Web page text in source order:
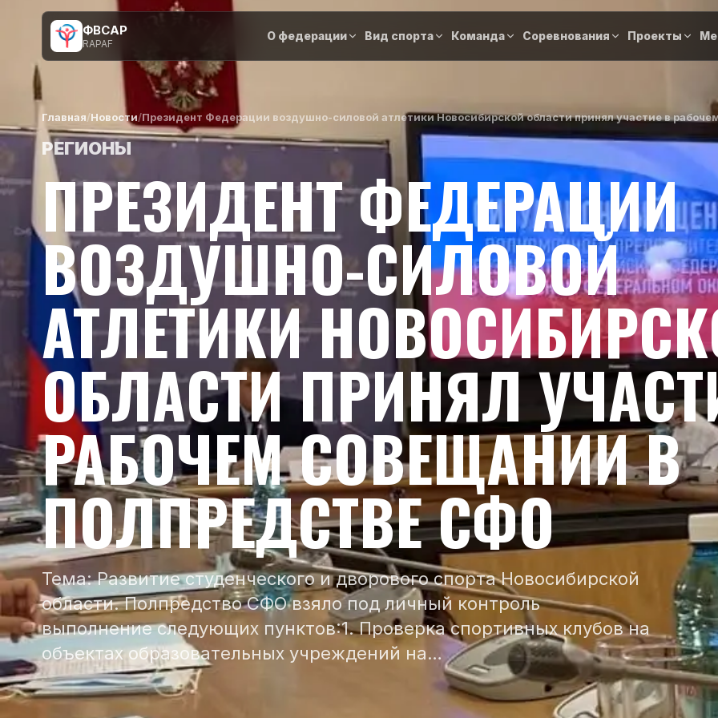
ФВСАР
RAPAF
О федерации Вид спорта Команда Соревнования Проекты
Главная/Новости/Президент Федерации воздушно-силовой атлетики Новосибирской области принял участие в
РЕГИОНЫ
ПРЕЗИДЕНТ ФЕДЕРАЦИИ
ВОЗДУШНО-СИЛОВОЙ
АТЛЕТИКИ
ОБЛАСТИ ПРИНЯЛ
РАБОЧЕМ СОВЕЩАНИИ В
ПОЛПРЕДСТВЕ СФО
Тема: Развитие студенческого и дворового спорта Новосибирской
области. Полпредство СФО взяло под личный контроль
выполнение следующих пунктов:1. Проверка спортивных клубов на
объектах образовательных учреждений на…